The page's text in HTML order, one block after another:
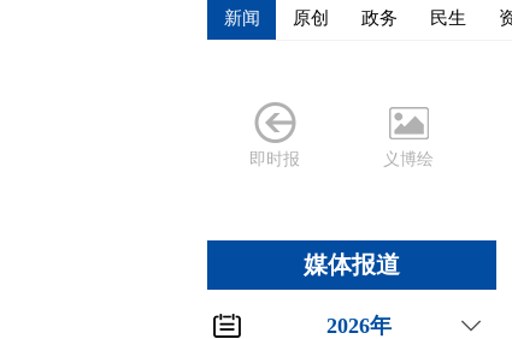
新闻 原创 政务 民生
即时报 义博绘
媒体报道
2026年